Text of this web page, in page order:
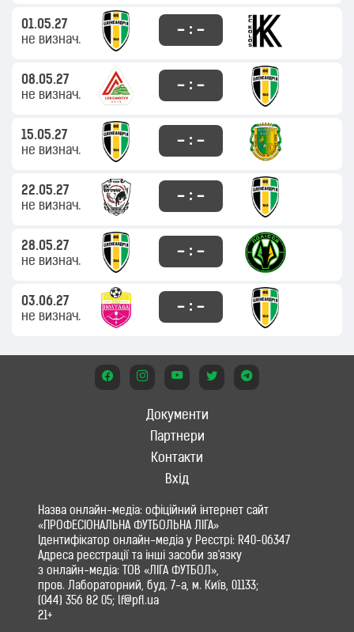
01.05.27
не визнач.
– : –
08.05.27
не визнач.
– : –
15.05.27
не визнач.
– : –
22.05.27
не визнач.
– : –
28.05.27
не визнач.
– : –
03.06.27
не визнач.
– : –
Документи
Партнери
Контакти
Вхід
Назва онлайн-медіа: офіційний інтернет сайт
«ПРОФЕСІОНАЛЬНА ФУТБОЛЬНА ЛІГА»
Ідентифікатор онлайн-медіа у Реєстрі: R40-06347
Адреса реєстрації та інші засоби зв'язку
з онлайн-медіа: ТОВ «ЛІГА ФУТБОЛ»,
пров. Лабораторний, буд. 7-а, м. Київ, 01133;
(044) 356 82 05; lf@pfl.ua
21+